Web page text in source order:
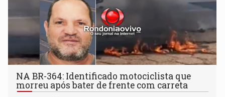
NA BR-364: Identificado motociclista que
morreu após bater de frente com carreta